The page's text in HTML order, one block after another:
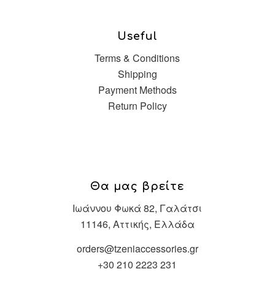
Useful
Terms & Conditions
Shipping
Payment Methods
Return Policy
Θα μας βρείτε
Ιωάννου Φωκά 82, Γαλάτσι
11146, Αττικής, Ελλάδα
orders@tzeniaccessories.gr
+30 210 2223 231